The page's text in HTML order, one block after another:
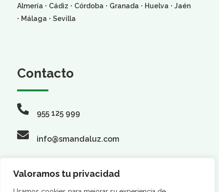
Valoramos tu privacidad
Almería · Cádiz · Córdoba · Granada · Huelva · Jaén
· Málaga · Sevilla
Contacto
955 125 999
info@smandaluz.com